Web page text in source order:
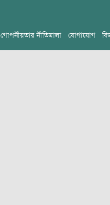
গোপনীয়তার নীতিমালা যোগাযোগ